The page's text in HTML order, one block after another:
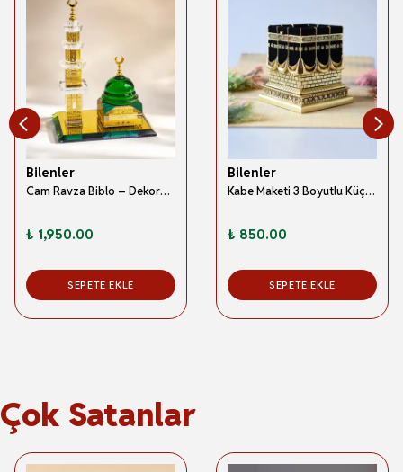
Bilenler
Cam Ravza Biblo – Dekoratif İslami Hediyelik Süs
₺ 1,950.00
SEPETE EKLE
Bilenler
Kabe Maketi 3 Boyutlu Küçük Boy 10x11 cm
₺ 850.00
SEPETE EKLE
Çok Satanlar